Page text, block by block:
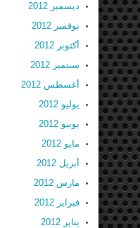
ديسمبر 2012
نوفمبر 2012
أكتوبر 2012
سبتمبر 2012
أغسطس 2012
يوليو 2012
يونيو 2012
مايو 2012
أبريل 2012
مارس 2012
فبراير 2012
يناير 2012